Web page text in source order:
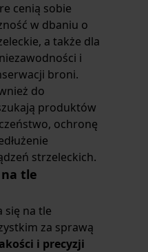
cenią sobie
w dbaniu o
a także dla
i
broni.
do
produktów
ochronę
strzeleckich.
tle
się na tle
za sprawą
i precyzji